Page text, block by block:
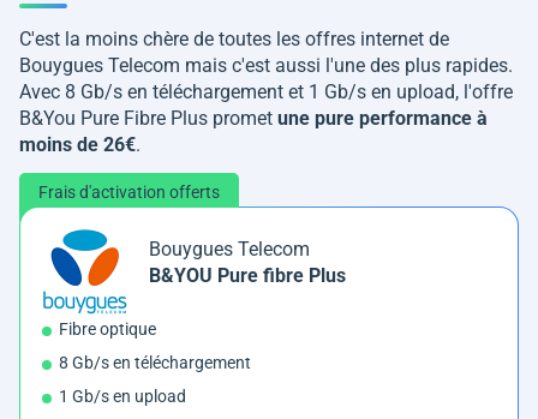
C'est la moins chère de toutes les offres internet de
Bouygues Telecom mais c'est aussi l'une des plus rapides.
Avec 8 Gb/s en téléchargement et 1 Gb/s en upload, l'offre
B&You Pure Fibre Plus promet une pure performance à
moins de 26€.
Frais d'activation offerts
Bouygues Telecom
B&YOU Pure fibre Plus
Fibre optique
8 Gb/s en téléchargement
1 Gb/s en upload